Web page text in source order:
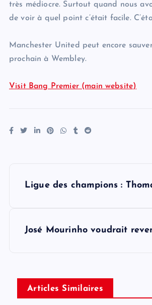
très médiocre. Surtout quand nous
de voir à quel point c’était facile.
Manchester United peut encore
prochain à Wembley.
Visit Bang Premier (main website)
Ligue des champions :
José Mourinho voudrait
Articles Similaires